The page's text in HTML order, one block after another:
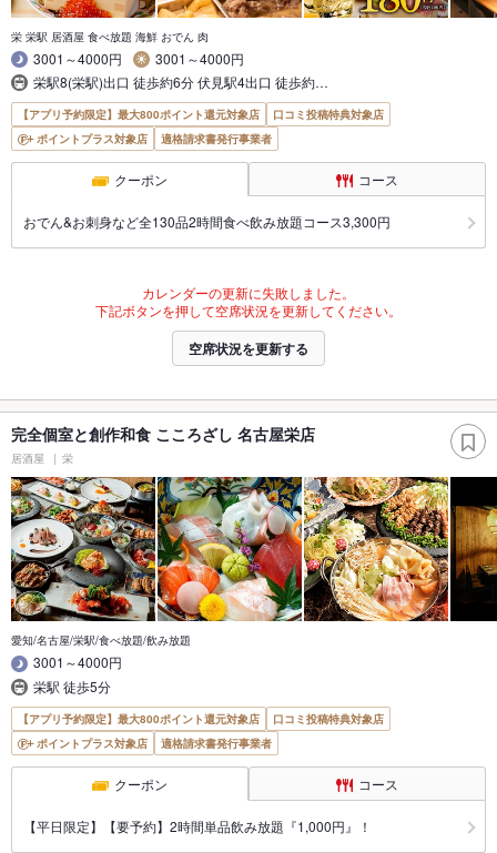
栄 栄駅 居酒屋 食べ放題 海鮮 おでん 肉
3001～4000円
3001～4000円
栄駅8(栄駅)出口 徒歩約6分 伏見駅4出口 徒歩約…
【アプリ予約限定】最大800ポイント還元対象店
口コミ投稿特典対象店
ポイントプラス対象店
適格請求書発行事業者
クーポン コース
おでん&お刺身など全130品2時間食べ飲み放題コース3,300円
カレンダーの更新に失敗しました。
下記ボタンを押して空席状況を更新してください。
空席状況を更新する
完全個室と創作和食 こころざし 名古屋栄店
居酒屋 栄
愛知/名古屋/栄駅/食べ放題/飲み放題
3001～4000円
栄駅 徒歩5分
【アプリ予約限定】最大800ポイント還元対象店
口コミ投稿特典対象店
ポイントプラス対象店
適格請求書発行事業者
クーポン コース
【平日限定】【要予約】2時間単品飲み放題『1,000円』！